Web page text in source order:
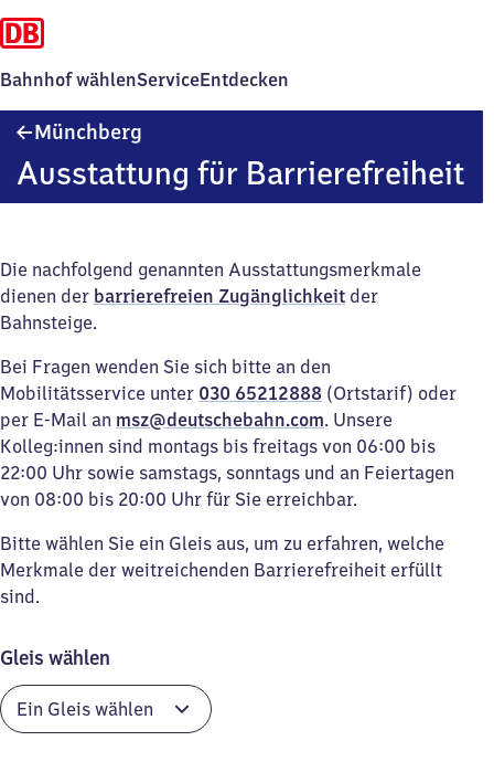
Bahnhof wählenServiceEntdecken
Münchberg
Ausstattung für Barrierefreiheit
Die nachfolgend genannten Ausstattungsmerkmale
dienen der barrierefreien Zugänglichkeit der
Bahnsteige.
Bei Fragen wenden Sie sich bitte an den
Mobilitätsservice unter 030 65212888 (Ortstarif) oder
per E-Mail an msz@deutschebahn.com. Unsere
Kolleg:innen sind montags bis freitags von 06:00 bis
22:00 Uhr sowie samstags, sonntags und an Feiertagen
von 08:00 bis 20:00 Uhr für Sie erreichbar.
Bitte wählen Sie ein Gleis aus, um zu erfahren, welche
Merkmale der weitreichenden Barrierefreiheit erfüllt
sind.
Gleis wählen